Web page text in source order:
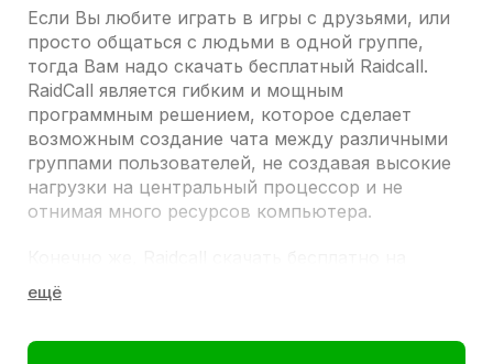
Если Вы любите играть в игры с друзьями, или
просто общаться с людьми в одной группе,
тогда Вам надо скачать бесплатный Raidcall.
RaidCall является гибким и мощным
программным решением, которое сделает
возможным создание чата между различными
группами пользователей, не создавая высокие
нагрузки на центральный процессор и не
отнимая много ресурсов компьютера.
русском
просто необходимо общаться каждую секунду
предлагает расширенные функции, такие как